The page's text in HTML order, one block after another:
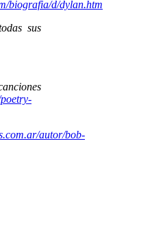
biografia/d/dylan.htm
sus
autor/bob-